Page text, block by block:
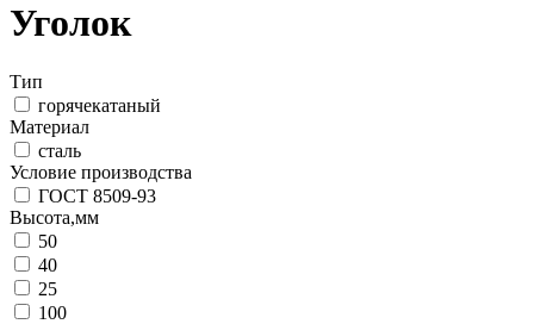
Уголок
Тип
горячекатаный
Материал
сталь
Условие производства
ГОСТ 8509-93
Высота,мм
50
40
25
100